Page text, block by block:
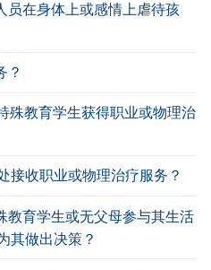
员在身体上或感情上虐待孩
？
殊教育学生获得职业或物理治
接收职业或物理治疗服务？
教育学生或无父母参与其生活
其做出决策？